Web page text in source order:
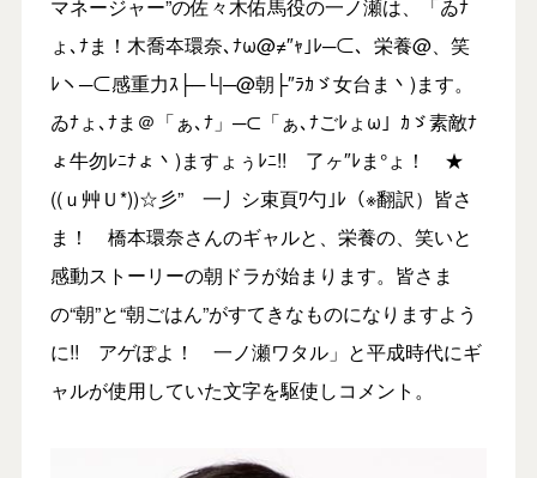
マネージャー”の佐々木佑馬役の一ノ瀬は、「ゐﾅ
ょ､ﾅま！木喬夲環奈､ﾅω@≠″ｬ｣ﾚ─⊂、栄養@、笑
ﾚヽ─⊂感重力ｽ├─└|─@朝├″ﾗｶゞ女台ま丶)ます。
ゐﾅょ､ﾅま＠「ぁ､ﾅ」─⊂「ぁ､ﾅごﾚょω」ｶゞ素敵ﾅ
ょ牛勿ﾚﾆﾅょ丶)ますょぅﾚﾆ!! 了ヶ″ﾚま°ょ！ ★
((ｕ艸Ｕ*))☆彡” 一丿シ束頁ﾜ勺｣ﾚ（※翻訳）皆さ
ま！ 橋本環奈さんのギャルと、栄養の、笑いと
感動ストーリーの朝ドラが始まります。皆さま
の“朝”と“朝ごはん”がすてきなものになりますよう
に!! アゲぽよ！ 一ノ瀬ワタル」と平成時代にギ
ャルが使用していた文字を駆使しコメント。